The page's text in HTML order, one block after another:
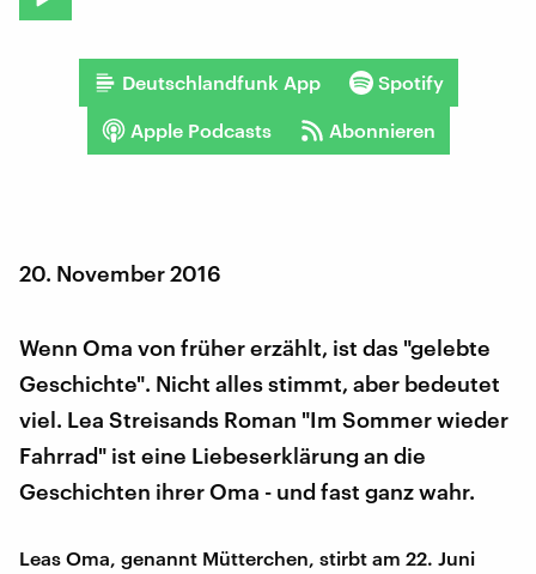
Deutschlandfunk App Spotify
Apple Podcasts Abonnieren
20. November 2016
Wenn Oma von früher erzählt, ist das "gelebte
Geschichte". Nicht alles stimmt, aber bedeutet
viel. Lea Streisands Roman "Im Sommer wieder
Fahrrad" ist eine Liebeserklärung an die
Geschichten ihrer Oma - und fast ganz wahr.
Leas Oma, genannt Mütterchen, stirbt am 22. Juni